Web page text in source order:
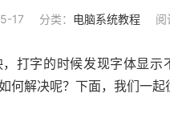
17 分类： 电脑系统教程 阅
打字的时候发现字体显
何解决呢？下面，我们一